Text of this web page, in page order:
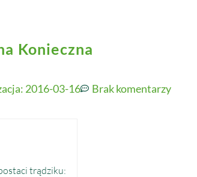
Konieczna
2016-03-16 Brak komentarzy
trądziku: